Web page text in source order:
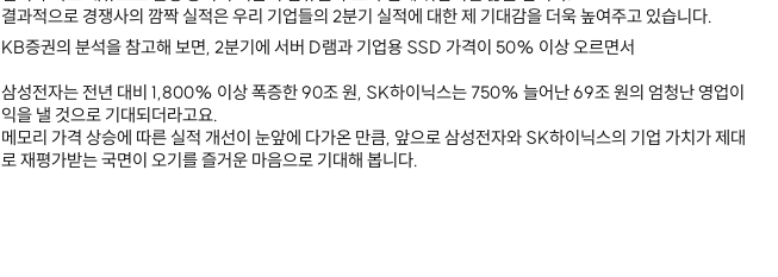
결과적으로 경쟁사의 깜짝 실적은 우리 기업들의 2분기 실적에 대한 제 기대감을 더욱 높여주고 있습니다.
KB증권의 분석을 참고해 보면, 2분기에 서버 D램과 기업용 SSD 가격이 50% 이상 오르면서
삼성전자는 전년 대비 1,800% 이상 폭증한 90조 원, SK하이닉스는 750% 늘어난 69조 원의 엄청난 영업이
익을 낼 것으로 기대되더라고요.
메모리 가격 상승에 따른 실적 개선이 눈앞에 다가온 만큼, 앞으로 삼성전자와 SK하이닉스의 기업 가치가 제대
로 재평가받는 국면이 오기를 즐거운 마음으로 기대해 봅니다.